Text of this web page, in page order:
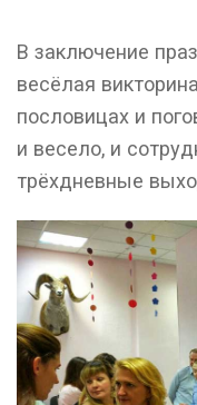
В заключение
весёлая
пословицах и
и весело, и
трёхдневные